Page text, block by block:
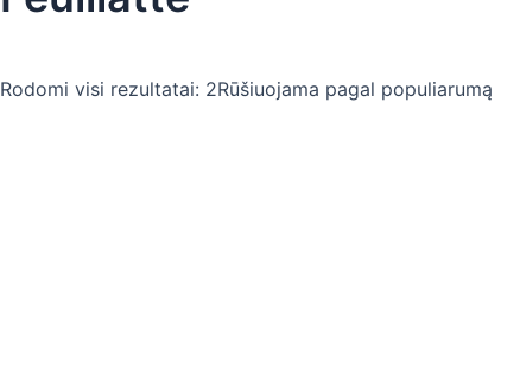
Rodomi visi rezultatai: 2Rūšiuojama pagal populiarumą